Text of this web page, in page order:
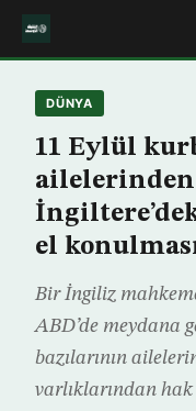
DÜNYA
11 Eylül
el
Bir İngiliz
ABD’de meydana
bazılarının
varlıklarından hak